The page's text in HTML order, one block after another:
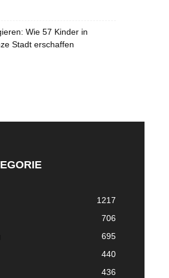
Wie 57 Kinder in
Stadt erschaffen
1217
706
695
440
436